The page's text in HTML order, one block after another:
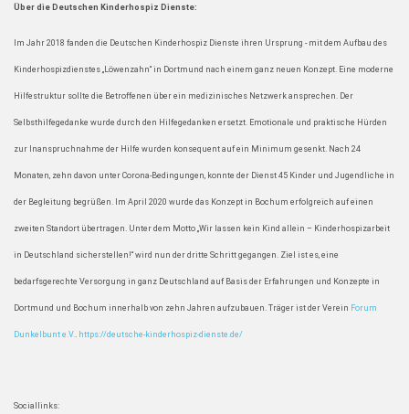
Über die Deutschen Kinderhospiz Dienste:
Im Jahr 2018 fanden die Deutschen Kinderhospiz Dienste ihren Ursprung - mit dem Aufbau des
Kinderhospizdienstes „Löwenzahn“ in Dortmund nach einem ganz neuen Konzept. Eine moderne
Hilfestruktur sollte die Betroffenen über ein medizinisches Netzwerk ansprechen. Der
Selbsthilfegedanke wurde durch den Hilfegedanken ersetzt. Emotionale und praktische Hürden
zur Inanspruchnahme der Hilfe wurden konsequent auf ein Minimum gesenkt. Nach 24
Monaten, zehn davon unter Corona-Bedingungen, konnte der Dienst 45 Kinder und Jugendliche in
der Begleitung begrüßen. Im April 2020 wurde das Konzept in Bochum erfolgreich auf einen
zweiten Standort übertragen. Unter dem Motto „Wir lassen kein Kind allein – Kinderhospizarbeit
in Deutschland sicherstellen!“ wird nun der dritte Schritt gegangen. Ziel ist es, eine
bedarfsgerechte Versorgung in ganz Deutschland auf Basis der Erfahrungen und Konzepte in
Dortmund und Bochum innerhalb von zehn Jahren aufzubauen. Träger ist der Verein Forum
Dunkelbunt e.V.. https://deutsche-kinderhospiz-dienste.de/
Sociallinks: